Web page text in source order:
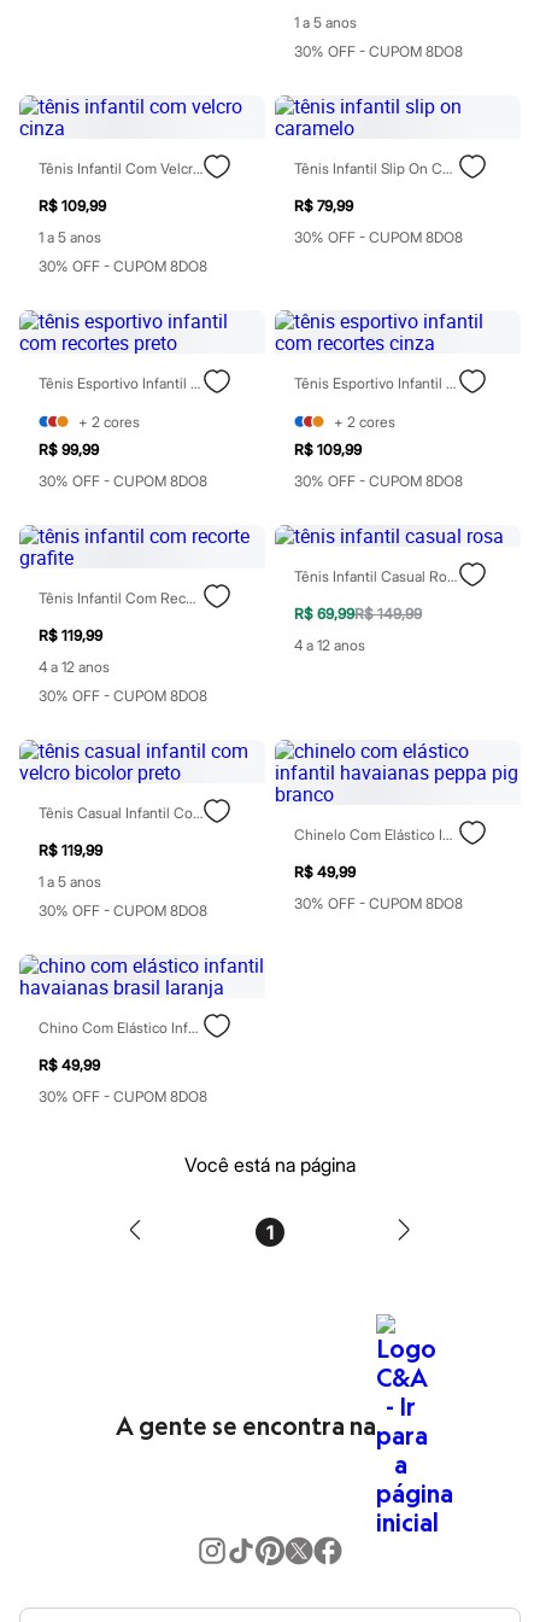
Marcas
Baby Club
Miss Fifteen
Moda íntima
Calcinhas
Cuecas
Meias
Moda praia
Biquínis e Maiôs
Sungas
Bluey
Disney
Hello Kitty
Homem Aranha
Naruto
Patrulha Canina
Stitch
Beleza
Kits
Perfumes árabes
Novidades
Condicionador
Escovas e Pentes
Finalizadores
Tratamento
Cuidados com o corpo
Hidratante
Protetor solar
Tratamento
Esfoliante
Hidratante
Protetor solar
Tônicos
Maquiagens
Base
Batom
Blush
Vult
1 a 5 anos
30% OFF - CUPOM 8DO8
Tênis Infantil Com Velcro Cinza
R$ 109,99
1 a 5 anos
30% OFF - CUPOM 8DO8
Tênis Infantil Slip On Caramelo
R$ 79,99
30% OFF - CUPOM 8DO8
Tênis Esportivo Infantil Com Recortes Preto
+ 2 cores
R$ 99,99
30% OFF - CUPOM 8DO8
Tênis Esportivo Infantil Com Recortes Cinza
+ 2 cores
R$ 109,99
30% OFF - CUPOM 8DO8
Tênis Infantil Com Recorte Grafite
R$ 119,99
4 a 12 anos
30% OFF - CUPOM 8DO8
Tênis Infantil Casual Rosa
R$ 69,99R$ 149,99
4 a 12 anos
Tênis Casual Infantil Com Velcro Bicolor Preto
R$ 119,99
1 a 5 anos
30% OFF - CUPOM 8DO8
Chinelo Com Elástico Infantil Havaianas Peppa Pig Branco
R$ 49,99
30% OFF - CUPOM 8DO8
Chino Com Elástico Infantil Havaianas Brasil Laranja
R$ 49,99
30% OFF - CUPOM 8DO8
Você está na página
1
A gente se encontra na